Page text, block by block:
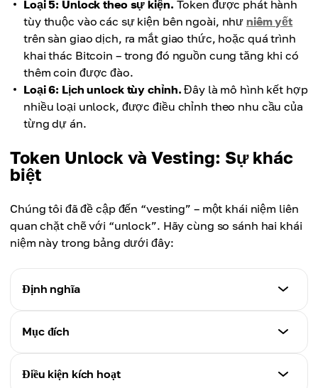
Loại 5: Unlock theo sự kiện. Token được phát hành
tùy thuộc vào các sự kiện bên ngoài, nhưniêm yết
trên sàn giao dịch, ra mắt giao thức, hoặc quá trình
khai thác Bitcoin – trong đó nguồn cung tăng khi có
thêm coin được đào.
Loại 6: Lịch unlock tùy chỉnh. Đây là mô hình kết hợp
nhiều loại unlock, được điều chỉnh theo nhu cầu của
từng dự án.
Token Unlock và Vesting: Sự khác
biệt
Chúng tôi đã đề cập đến “vesting” – một khái niệm liên
quan chặt chẽ với “unlock”. Hãy cùng so sánh hai khái
niệm này trong bảng dưới đây:
Định nghĩa
Token unlock
Phát hành token đã bị khóa ra thị trường.
Vesting
Mục đích
Token unlock
Điều kiện kích hoạt